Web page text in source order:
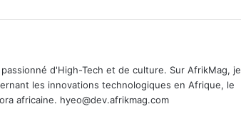
d'High-Tech et de culture. Sur AfrikMag, je
les innovations technologiques en Afrique, le
africaine. hyeo@dev.afrikmag.com